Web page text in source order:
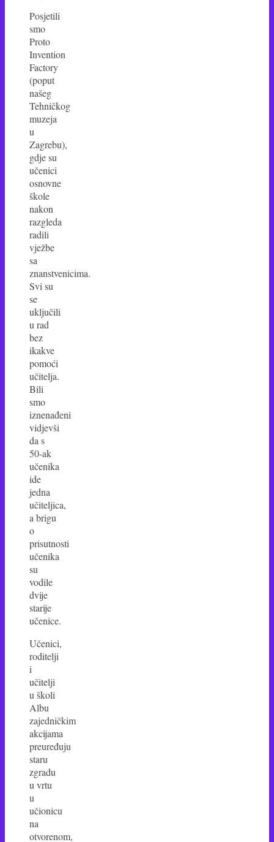
Posjetili
smo
Proto
Invention
Factory
(poput
našeg
Tehničkog
muzeja
u
Zagrebu),
gdje su
učenici
osnovne
škole
nakon
razgleda
radili
vježbe
sa
znanstvenicima.
Svi su
se
uključili
u rad
bez
ikakve
pomoći
učitelja.
Bili
smo
iznenađeni
vidjevši
da s
50-ak
učenika
ide
jedna
učiteljica,
a brigu
o
prisutnosti
učenika
su
vodile
dvije
starije
učenice.
Učenici,
roditelji
i
učitelji
u školi
Albu
zajedničkim
akcijama
preuređuju
staru
zgradu
u vrtu
u
učionicu
na
otvorenom,